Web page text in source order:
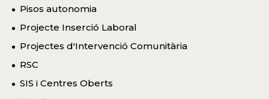
Pisos autonomia
Projecte Inserció Laboral
Projectes d'Intervenció Comunitària
RSC
SIS i Centres Oberts